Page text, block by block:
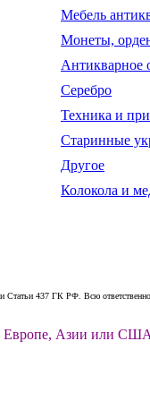
Мебель
Монеты,
Антикварное
Серебро
Техника и
Старинные
Другое
Колокола и
437 ГК РФ. Всю
Европе, Азии или